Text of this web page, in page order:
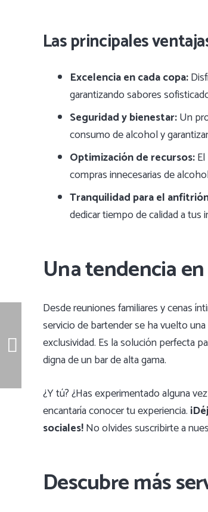
Las principales
Excelencia en cada copa:
garantizando sabores
Seguridad y bienestar:Un
consumo de alcohol y
Optimización de recursos:
compras innecesarias de
Tranquilidad para el
dedicar tiempo de calidad a tus
Una tendencia
Desde reuniones familiares y cenas
servicio de bartender se ha vuelto
exclusividad. Es la solución perfecta
digna de un bar de alta gama.
¿Y tú? ¿Has experimentado alguna
encantaría conocer tu experiencia.
sociales!No olvides suscribirte a
Descubre más